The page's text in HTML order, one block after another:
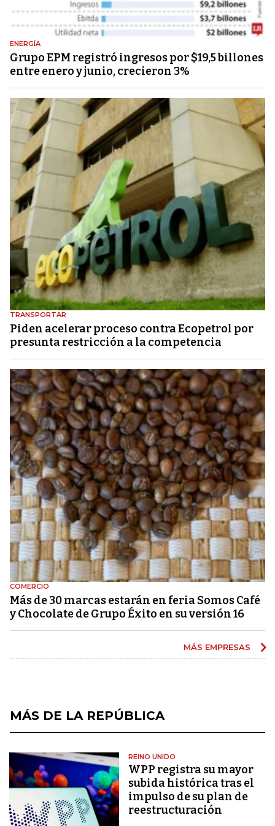
ENERGÍA
Grupo EPM registró ingresos por $19,5 billones
entre enero y junio, crecieron 3%
TRANSPORTAR
Piden acelerar proceso contra Ecopetrol por
presunta restricción a la competencia
COMERCIO
Más de 30 marcas estarán en feria Somos Café
y Chocolate de Grupo Éxito en su versión 16
MÁS EMPRESAS
MÁS DE LA REPÚBLICA
REINO UNIDO
WPP registra su mayor
subida histórica tras el
impulso de su plan de
reestructuración